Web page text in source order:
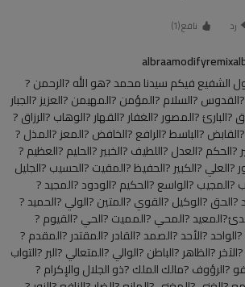
رد نافع (1
)
الشفيع فيكم سيدنا محمد ?هو الله ?الرحمن ?
?السلام ?المؤمن ?المهيمن ?العزيز ?الجبار
?البارئ ?المصور ?الغفار ?القهار ?الوهاب ?الرزاق ?
?القابض ?الباسط ?الرافع ?الخافض ?المعز ?المذل ?
?الحكم ?العدل ?اللطيف ?الخبير ?الحليم ?العظيم ?
?العلي ?الكبير ?الحفيظ ?المقيت ?الحسيب ?الجليل
?المجيب ?الواسع ?الحكيم ?الودود ?المجيد ?
?الحق ?الوكيل ?القوي ?المتين ?الولي ?الحميد ?
?المحي ?المميت ?الحي ?القيوم ?
?الواحد ?الأحد ?الصمد ?القادر ?المقتدر ?المقدم ?
?الظاهر ?الباطن ?الوالي ?المتعالي ?البر ?التواب
?الرؤوف ?مالك الملك ?ذو الجلال والإكرام ?